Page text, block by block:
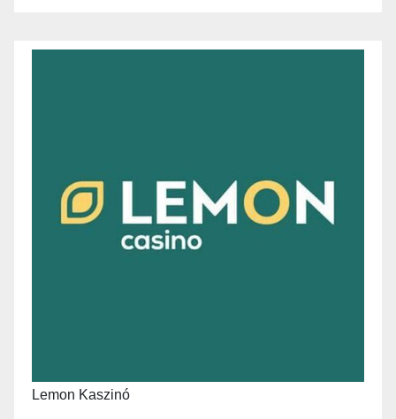
Lemon Kaszinó